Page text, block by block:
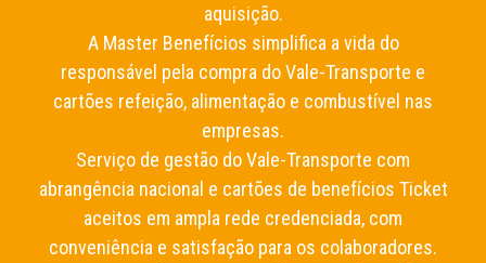
aquisição.
A Master Benefícios simplifica a vida do
responsável pela compra do Vale-Transporte e
cartões refeição, alimentação e combustível nas
empresas.
Serviço de gestão do Vale-Transporte com
abrangência nacional e cartões de benefícios Ticket
aceitos em ampla rede credenciada, com
conveniência e satisfação para os colaboradores.